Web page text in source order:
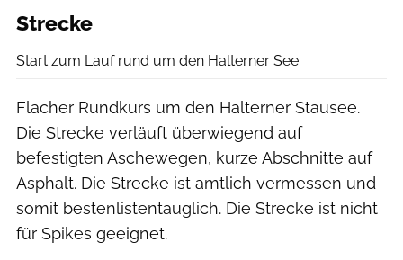
Strecke
Start zum Lauf rund um den Halterner See
Flacher Rundkurs um den Halterner Stausee.
Die Strecke verläuft überwiegend auf
befestigten Aschewegen, kurze Abschnitte auf
Asphalt. Die Strecke ist amtlich vermessen und
somit bestenlistentauglich. Die Strecke ist nicht
für Spikes geeignet.